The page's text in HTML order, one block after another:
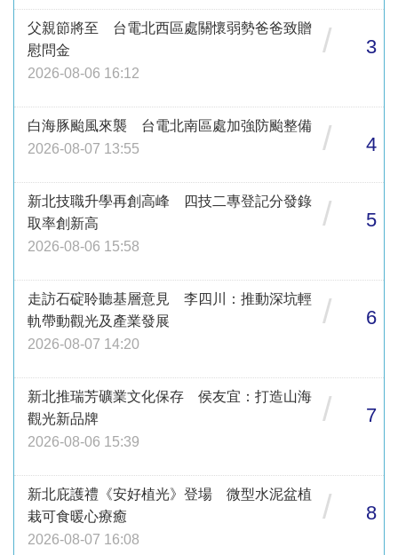
父親節將至 台電北西區處關懷弱勢爸爸致贈
慰問金
2026-08-06 16:12
/ 3
白海豚颱風來襲 台電北南區處加強防颱整備
2026-08-07 13:55
/ 4
新北技職升學再創高峰 四技二專登記分發錄
取率創新高
2026-08-06 15:58
/ 5
走訪石碇聆聽基層意見 李四川：推動深坑輕
軌帶動觀光及產業發展
2026-08-07 14:20
/ 6
新北推瑞芳礦業文化保存 侯友宜：打造山海
觀光新品牌
2026-08-06 15:39
/ 7
新北庇護禮《安好植光》登場 微型水泥盆植
栽可食暖心療癒
2026-08-07 16:08
/ 8